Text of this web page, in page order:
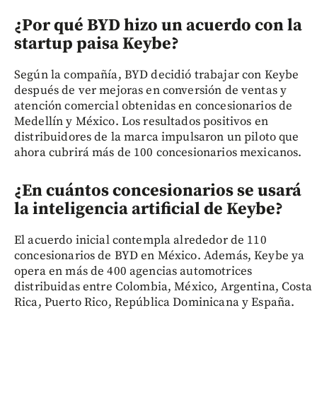
¿Por qué BYD hizo un acuerdo con la
startup paisa Keybe?
Según la compañía, BYD decidió trabajar con Keybe
después de ver mejoras en conversión de ventas y
atención comercial obtenidas en concesionarios de
Medellín y México. Los resultados positivos en
distribuidores de la marca impulsaron un piloto que
ahora cubrirá más de 100 concesionarios mexicanos.
¿En cuántos concesionarios se usará
la inteligencia artificial de Keybe?
El acuerdo inicial contempla alrededor de 110
concesionarios de BYD en México. Además, Keybe ya
opera en más de 400 agencias automotrices
distribuidas entre Colombia, México, Argentina, Costa
Rica, Puerto Rico, República Dominicana y España.